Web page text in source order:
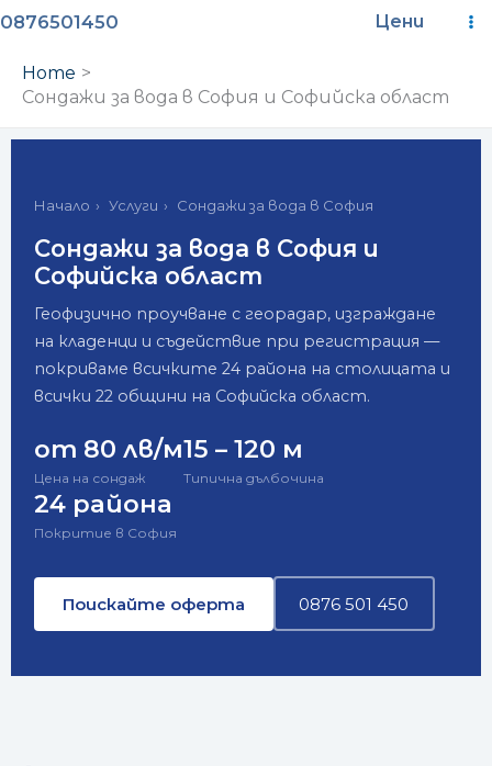
Skip
content
0876501450 Цени
Home
Сондажи за вода в София и Софийска област
Начало › Услуги › Сондажи за вода в София
Сондажи за вода в София и
Софийска област
Геофизично проучване с георадар, изграждане
на кладенци и съдействие при регистрация —
покриваме всичките 24 района на столицата и
всички 22 общини на Софийска област.
от 80 лв/м
Цена на сондаж
15 – 120 м
Типична дълбочина
24 района
Покритие в София
Поискайте оферта 0876 501 450